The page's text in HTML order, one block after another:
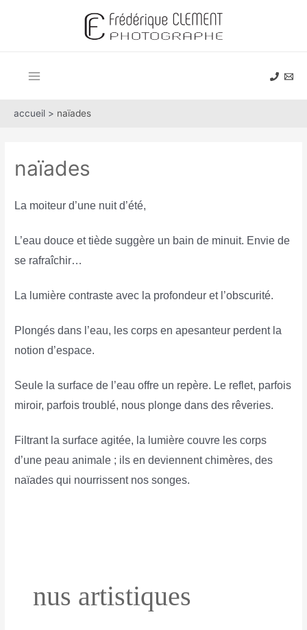
Menu
accueil > naïades
naïades
La moiteur d’une nuit d’été,
L’eau douce et tiède suggère un bain de minuit. Envie de
se rafraîchir…
La lumière contraste avec la profondeur et l’obscurité.
Plongés dans l’eau, les corps en apesanteur perdent la
notion d’espace.
Seule la surface de l’eau offre un repère. Le reflet, parfois
miroir, parfois troublé, nous plonge dans des rêveries.
Filtrant la surface agitée, la lumière couvre les corps
d’une peau animale ; ils en deviennent chimères, des
naïades qui nourrissent nos songes.
nus artistiques